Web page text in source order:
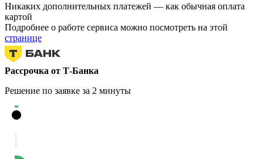
Никаких дополнительных платежей — как обычная оплата
картой
Подробнее о работе сервиса можно посмотреть на этой
странице
Рассрочка от Т-Банка
Решение по заявке за 2 минуты